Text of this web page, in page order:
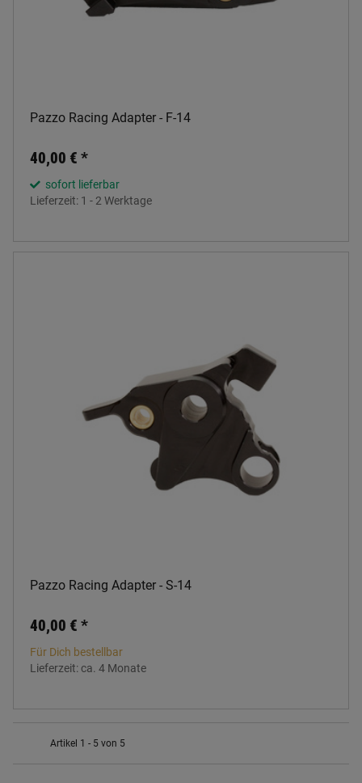
Pazzo Racing Adapter - F-14
40,00 € *
sofort lieferbar
Lieferzeit: 1 - 2 Werktage
Pazzo Racing Adapter - S-14
40,00 € *
Für Dich bestellbar
Lieferzeit:ca. 4 Monate
Artikel 1 - 5 von 5